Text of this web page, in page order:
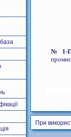
№ 1-
При